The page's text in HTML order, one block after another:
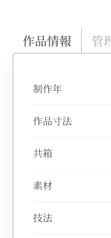
作品情報 管
制作年
作品寸法
共箱
素材
技法